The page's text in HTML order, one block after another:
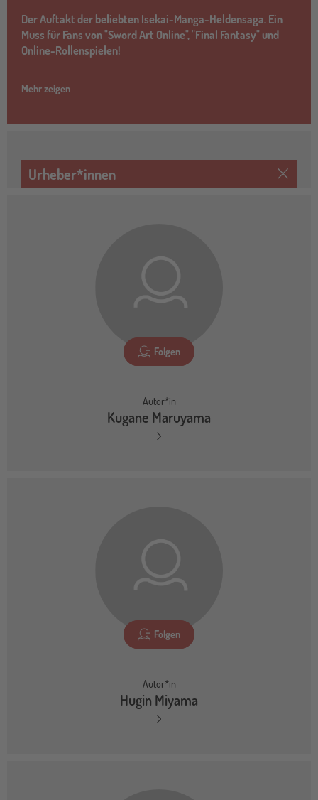
Der Auftakt der beliebten Isekai-Manga-Heldensaga. Ein
Muss für Fans von "Sword Art Online", "Final Fantasy" und
Online-Rollenspielen!
Mehr zeigen
Urheber*innen
Folgen
Autor*in
Kugane Maruyama
Folgen
Autor*in
Hugin Miyama